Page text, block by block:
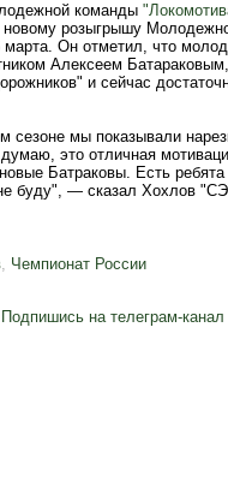
команды
новому розыгрышу
марта. Он отметил, что
Алексеем
и сейчас
сезоне мы показывали
это отличная
Батраковы. Есть
буду", — сказал Хохлов
, Чемпионат России
Подпишись на телеграм-